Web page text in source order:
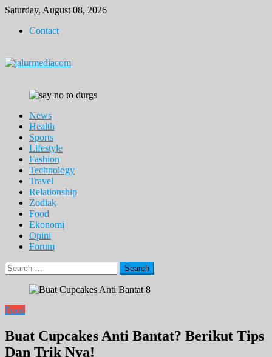
Skip
content
Saturday, August 08, 2026
Contact
News
Health
Sports
Lifestyle
Fashion
Technology
Travel
Relationship
Zodiak
Food
Ekonomi
Opini
Forum
Search
for:
Food
Buat Cupcakes Anti Bantat? Berikut Tips
Dan Trik Nya!